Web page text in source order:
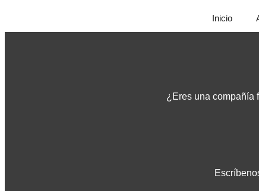
Inicio
¿Eres una compañía